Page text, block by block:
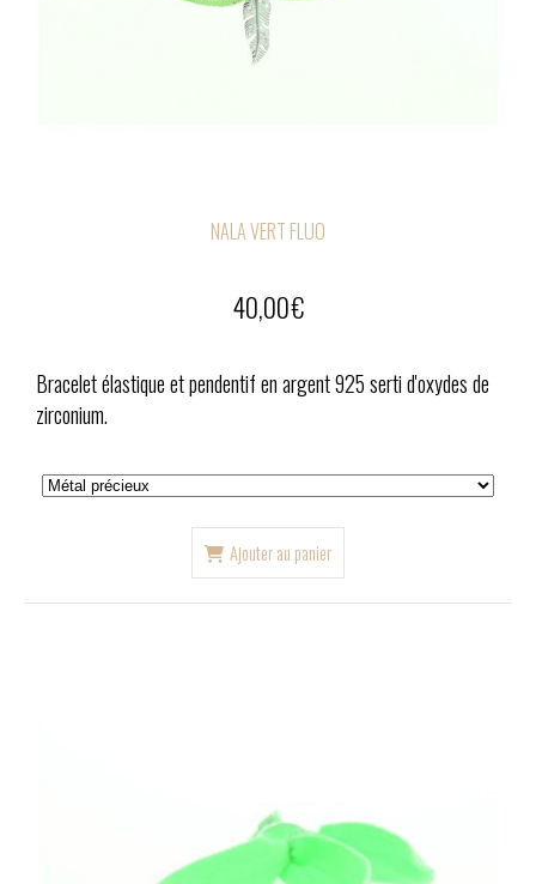
NALA VERT FLUO
40,00€
Bracelet élastique et pendentif en argent 925 serti d'oxydes de
zirconium.
Ajouter au panier